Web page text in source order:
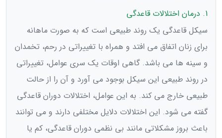
1. درمان اختلالات قاعدگی
سیکل قاعدگی یک روند طبیعی است که به صورت ماهانه
برای زنان اتفاق می افتد و همراه با تغییراتی در رحم، تخمدان
و سینه ها می باشد. گاهی اوقات یک سری عوامل، تغییراتی
در روند طبیعی این سیکل بوجود می آورد و آن را از حالت
طبیعی خارج می کند. به این عوامل، اختلالات دوران قاعدگی
گفته می شود. این اختلالات دلایل مختلفی دارند و می توانند
باعث بروز مشکلاتی مانند بی نظمی دوران قاعدگی، کم یا